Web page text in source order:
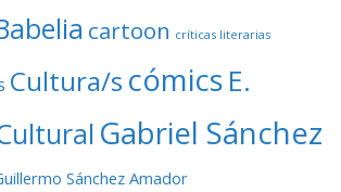
cartoon críticas literarias
Cultura/s cómics E.
Gabriel Sánchez
Sánchez Amador